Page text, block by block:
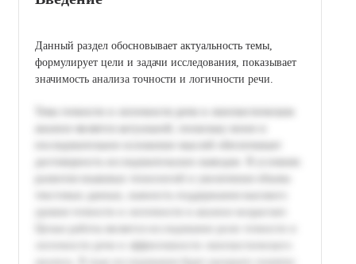
Данный раздел обосновывает актуальность темы,
формулирует цели и задачи исследования, показывает
значимость анализа точности и логичности речи.